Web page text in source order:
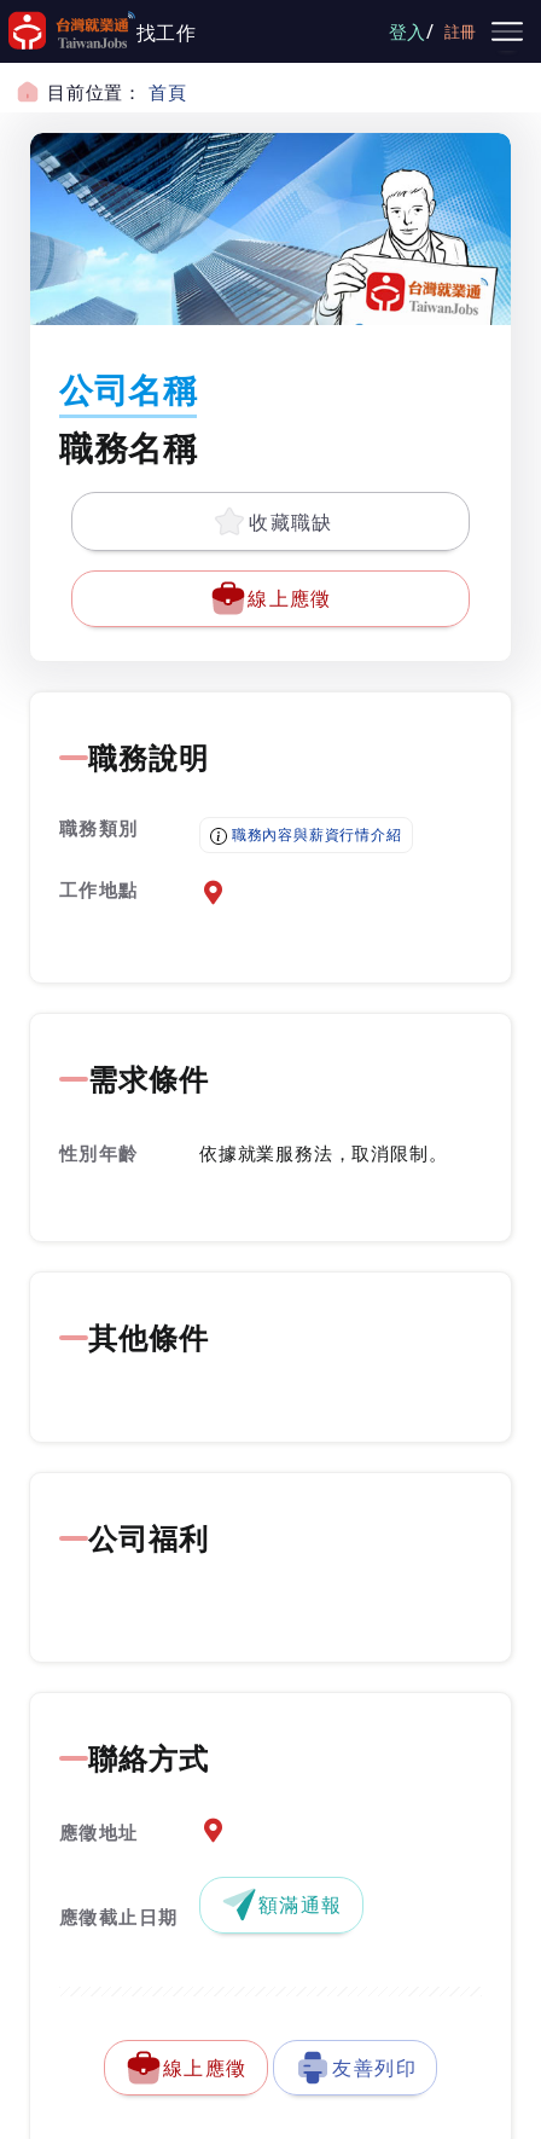
跳到主要內容
找工作 登入/ 註冊
目前位置： 首頁
公司名稱
職務名稱
收藏職缺
線上應徵
職務說明
職務類別 職務內容與薪資行情介紹
工作地點 前往查看地圖
需求條件
性別年齡 依據就業服務法，取消限制。
其他條件
公司福利
聯絡方式
應徵地址 應徵地址地圖『另開新視窗』
應徵截止日期 額滿通報
線上應徵 友善列印